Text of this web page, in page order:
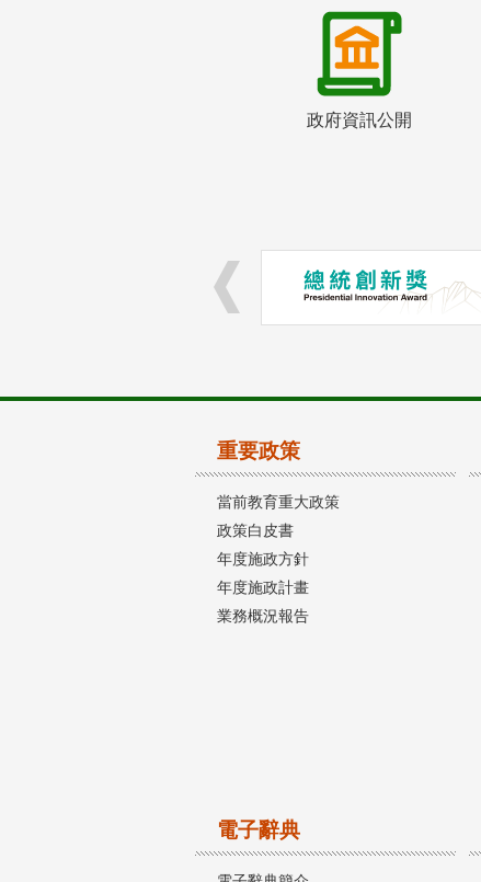
政府資訊公開
重要政策
當前教育重大政策
政策白皮書
年度施政方針
年度施政計畫
業務概況報告
電子辭典